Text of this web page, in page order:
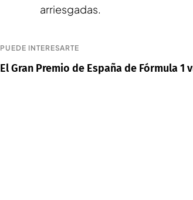
arriesgadas.
PUEDE INTERESARTE
El Gran Premio de España de Fórmula